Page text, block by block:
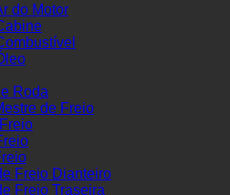
do Motor
Roda
de Freio
Freio Dianteiro
Freio Traseira